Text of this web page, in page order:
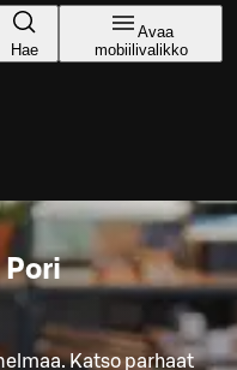
Hae
Avaa
mobiilivalikko
Katso parhaat